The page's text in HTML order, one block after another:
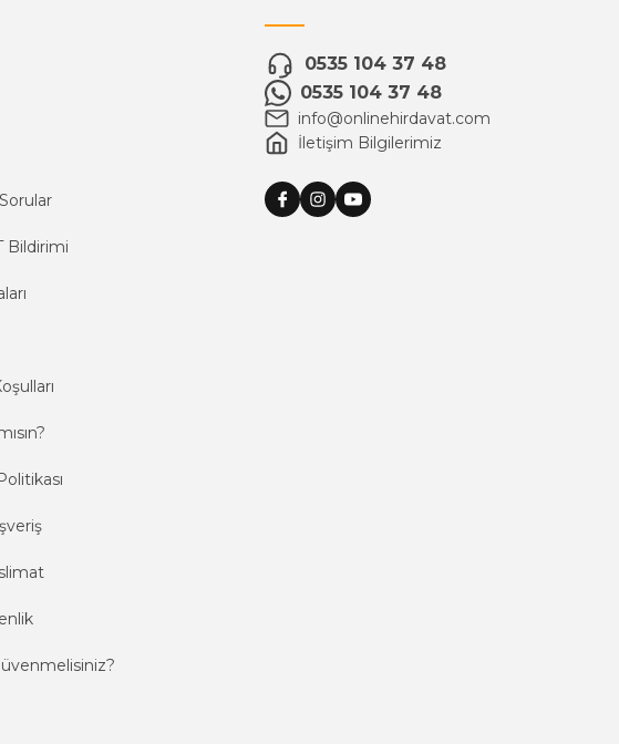
Bildirimi
0535 104 37 48
0535 104 37 48
info@onlinehirdavat.com
İletişim Bilgilerimiz